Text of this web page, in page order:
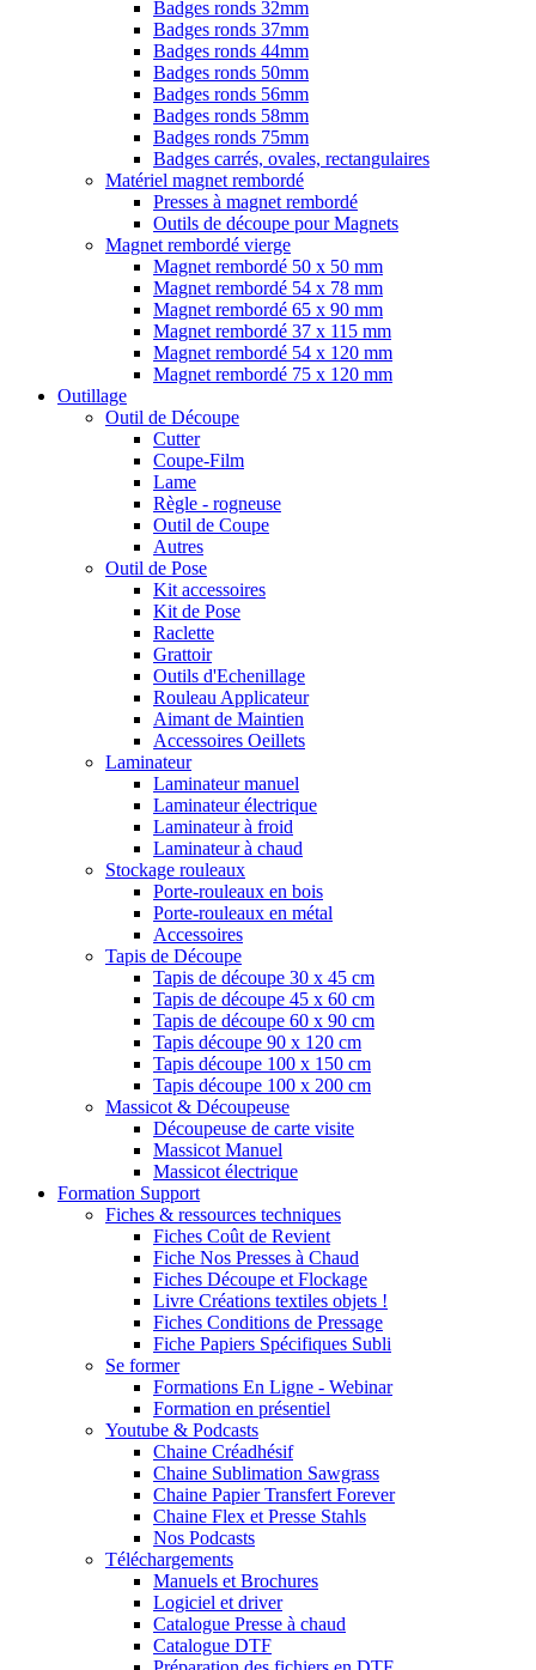
Badges ronds 32mm
Badges ronds 37mm
Badges ronds 44mm
Badges ronds 50mm
Badges ronds 56mm
Badges ronds 58mm
Badges ronds 75mm
Badges carrés, ovales, rectangulaires
Matériel magnet rembordé
Presses à magnet rembordé
Outils de découpe pour Magnets
Magnet rembordé vierge
Magnet rembordé 50 x 50 mm
Magnet rembordé 54 x 78 mm
Magnet rembordé 65 x 90 mm
Magnet rembordé 37 x 115 mm
Magnet rembordé 54 x 120 mm
Magnet rembordé 75 x 120 mm
Outillage
Outil de Découpe
Cutter
Coupe-Film
Lame
Règle - rogneuse
Outil de Coupe
Autres
Outil de Pose
Kit accessoires
Kit de Pose
Raclette
Grattoir
Outils d'Echenillage
Rouleau Applicateur
Aimant de Maintien
Accessoires Oeillets
Laminateur
Laminateur manuel
Laminateur électrique
Laminateur à froid
Laminateur à chaud
Stockage rouleaux
Porte-rouleaux en bois
Porte-rouleaux en métal
Accessoires
Tapis de Découpe
Tapis de découpe 30 x 45 cm
Tapis de découpe 45 x 60 cm
Tapis de découpe 60 x 90 cm
Tapis découpe 90 x 120 cm
Tapis découpe 100 x 150 cm
Tapis découpe 100 x 200 cm
Massicot & Découpeuse
Découpeuse de carte visite
Massicot Manuel
Massicot électrique
Formation Support
Fiches & ressources techniques
Fiches Coût de Revient
Fiche Nos Presses à Chaud
Fiches Découpe et Flockage
Livre Créations textiles objets !
Fiches Conditions de Pressage
Fiche Papiers Spécifiques Subli
Se former
Formations En Ligne - Webinar
Formation en présentiel
Youtube & Podcasts
Chaine Créadhésif
Chaine Sublimation Sawgrass
Chaine Papier Transfert Forever
Chaine Flex et Presse Stahls
Nos Podcasts
Téléchargements
Manuels et Brochures
Logiciel et driver
Catalogue Presse à chaud
Catalogue DTF